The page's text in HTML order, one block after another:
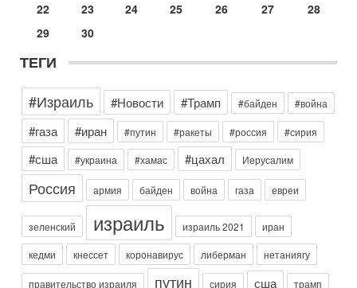
с каждым днем. Почему Трамп в самый последний момент
отменил решение о нанесении тяжелых ударов
Покупатель авиакомпании «Аркия» намерен
Вокруг возможной продажи авиакомпании «Аркия»
разгорается громкий конфликт.
Сегодня, 16:56
Еврейский кандидат в арабской партии — зачем?
Израильская политика может получить неожиданный
поворот: еврейский кандидат — на реальном месте в
списке одной из арабских партий. Причем речь идет
Арабо-еврейская партия изменит всё? Если
появится...
Может ли в Израиле появиться полноценный арабо-
еврейский политический альянс? Что произойдет с
политическим раскладом сил, если арабский список
22
23 24 25 26 27
28
29
30
ТЕГИ
#Израиль
#Новости #Трамп #байден #война
#газа #иран #путин #ракеты #россия #сирия
#сша #украина #хамас #цахал Иерусалим
Россия армия байден война газа евреи
зеленский израиль израиль 2021 иран
кедми кнессет коронавирус либерман нетаниягу
правительство израиля путин сирия сша трамп